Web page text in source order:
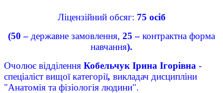
Ліцензійний обсяг: 75 осіб
(50 – державне замовлення, 25 – контрактна форма
навчання).
Очолює відділення Кобельчук Ірина Ігорівна -
спеціаліст вищої категорії, викладач дисципліни
"Анатомія та фізіологія людини".